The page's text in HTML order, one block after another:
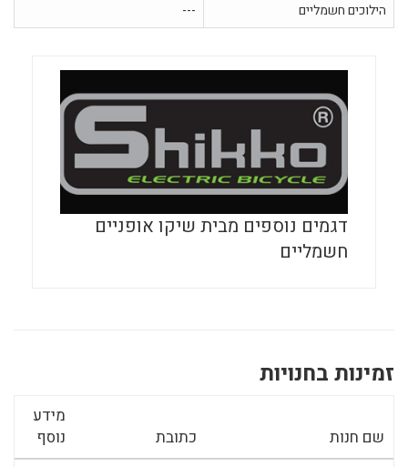
הילוכים חשמליים
דגמים נוספים מבית שיקו אופניים
חשמליים
זמינות בחנויות
שם חנות כתובת
מידע
נוסף